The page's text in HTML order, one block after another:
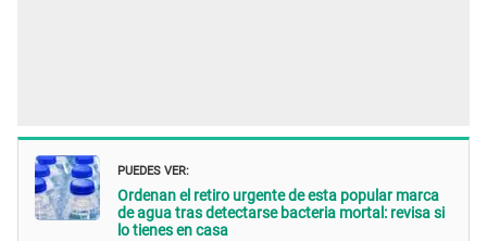
PUEDES VER:
Ordenan el retiro urgente de esta popular marca
de agua tras detectarse bacteria mortal: revisa si
lo tienes en casa